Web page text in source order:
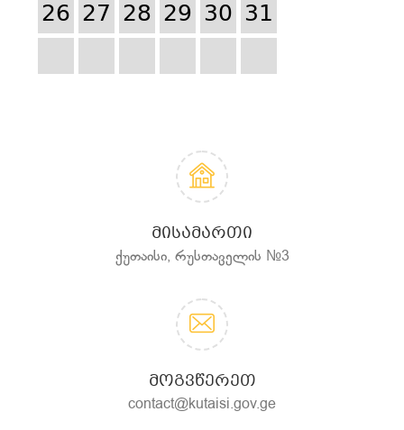
26 27 28 29 30 31
ᲛᲘᲡᲐᲛᲐᲠᲗᲘ
ქუთაისი, რუსთაველის №3
ᲛᲝᲒᲕᲬᲔᲠᲔᲗ
contact@kutaisi.gov.ge